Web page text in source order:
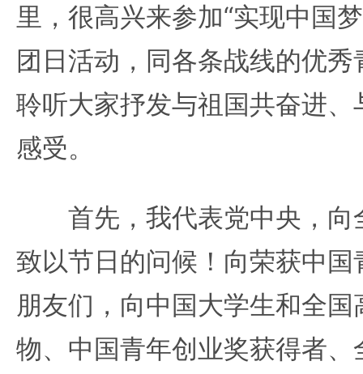
里，很高兴来参加“实现中国
团日活动，同各条战线的优
聆听大家抒发与祖国共奋进
感受。
首先，我代表党中央，向
致以节日的问候！向荣获中
朋友们，向中国大学生和全
物、中国青年创业奖获得者